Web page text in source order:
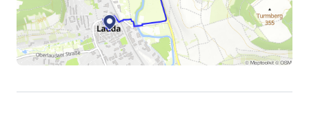
Ihr den Ort rechts liegen und passiert später die
Wendelsmühle – eine ehemalige Wassermühle, die
heute unter Denkmalschutz steht.
Achatius in Grünsfeldhausen.